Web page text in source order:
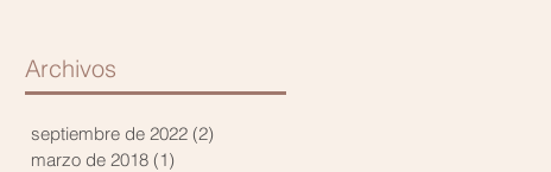
Archivos
septiembre de 2022 (2)
marzo de 2018 (1)